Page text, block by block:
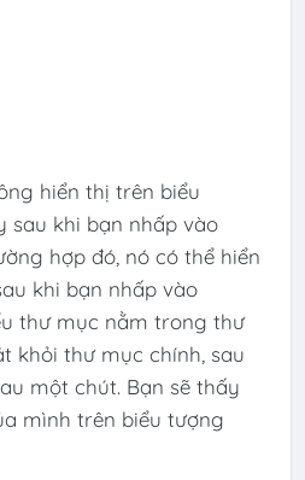
hiển thị trên biểu
sau khi bạn nhấp vào
hợp đó, nó có thể hiển
khi bạn nhấp vào
thư mục nằm trong thư
khỏi thư mục chính, sau
một chút. Bạn sẽ thấy
mình trên biểu tượng